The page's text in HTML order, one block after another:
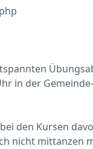
in der
den Kursen
nicht mittanzen